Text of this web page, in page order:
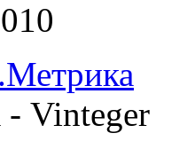
- Vinteger